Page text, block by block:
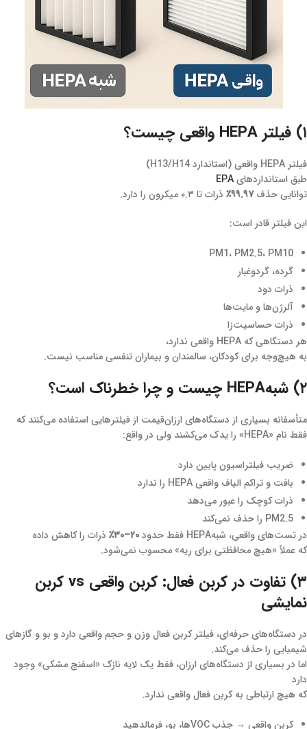
۱) فیلتر HEPA واقعی چیست؟
فیلتر HEPA واقعی (استاندارد H13/H14)
طبق استانداردهایEPA
توانایی حذف۹۹.۹۷٪ ذرات تا ۰.۳ میکرون را دارد.
این فیلتر قادر است:
PM1، PM2.5، PM10
گرده، گردوغبار
ذرات دود
آلرژن‌ها و مایت‌ها
ذرات حساسیت‌زا
هر دستگاهی که HEPA واقعی ندارد،
به هیچ‌وجه برای کودکان، سالمندان و بیماران تنفسی مناسب نیست.
۲) شبه‌HEPA چیست و چرا خطرناک است؟
متأسفانه بسیاری از دستگاه‌های ارزان‌قیمت از فیلترهایی استفاده می‌کنند که
فقط نام «HEPA» را یدک می‌کشند ولی در واقع:
ضریب فیلتراسیون پایین دارد
بافت و تراکم الیاف واقعی HEPA را ندارد
ذرات کوچک را عبور می‌دهد
PM2.5 را حذف نمی‌کند
در تست‌های واقعی، شبه‌HEPA فقط حدود
۲۰–۳۰٪
ذرات را کاهش داده
که عملاً «هیچ محافظتی برای ریه» محسوب نمی‌شود.
۳) تفاوت در کربن فعال: کربن واقعی vs کربن
نمایشی
در دستگاه‌های حرفه‌ای، فیلتر کربن فعال وزن و حجم واقعی دارد و بو و گازهای
شیمیایی را حذف می‌کند.
اما در بسیاری از دستگاه‌های ارزان، فقط یک لایه نازک «اسفنج مشکی» وجود
دارد
که هیچ ارتباطی به کربن فعال واقعی ندارد.
کربن واقعی → جذب VOCها، بو، فرمالدهید